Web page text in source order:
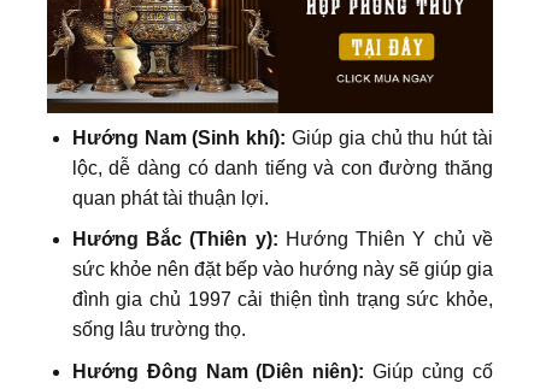
Hướng Nam (Sinh khí): Giúp gia chủ thu hút tài
lộc, dễ dàng có danh tiếng và con đường thăng
quan phát tài thuận lợi.
Hướng Bắc (Thiên y): Hướng Thiên Y chủ về
sức khỏe nên đặt bếp vào hướng này sẽ giúp gia
đình gia chủ 1997 cải thiện tình trạng sức khỏe,
sống lâu trường thọ.
Hướng Đông Nam (Diên niên): Giúp củng cố